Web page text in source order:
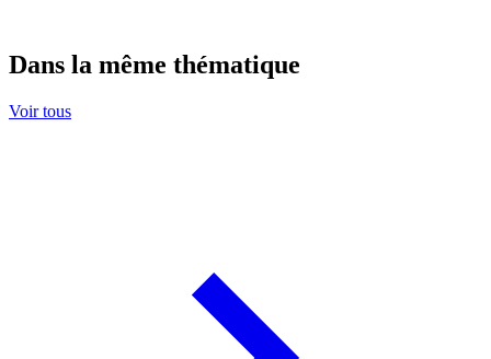
Dans la même thématique
Voir tous